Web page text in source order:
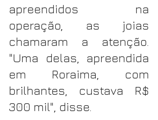
apreendidos na
operação, as joias
chamaram a atenção.
"Uma delas, apreendida
em Roraima, com
brilhantes, custava R$
300 mil", disse.